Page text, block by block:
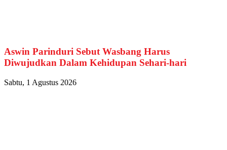
Aswin Parinduri Sebut Wasbang Harus
Diwujudkan Dalam Kehidupan Sehari-hari
Sabtu, 1 Agustus 2026